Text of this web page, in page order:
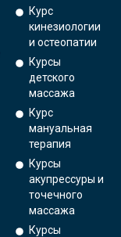
Курс
кинезиологии
и остеопатии
Курсы
детского
массажа
Курс
мануальная
терапия
Курсы
акупрессуры и
точечного
массажа
Курсы